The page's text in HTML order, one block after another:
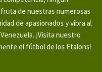
de nuestras numerosas
de apasionados y vibra al
¡Visita nuestro
el fútbol de los Etalons!